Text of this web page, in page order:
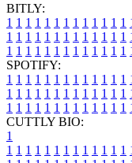
BITLY:
1 1 1 1 1 1 1 1 1 1 1 1 1
1 1 1 1 1 1 1 1 1 1 1 1 1
1 1 1 1 1 1 1 1 1 1 1 1 1
SPOTIFY:
1 1 1 1 1 1 1 1 1 1 1 1 1
1 1 1 1 1 1 1 1 1 1 1 1 1
1 1 1 1 1 1 1 1 1 1 1 1 1
CUTTLY BIO:
1
1 1 1 1 1 1 1 1 1 1 1 1 1